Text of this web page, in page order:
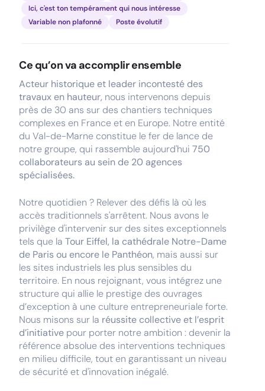
Ici, c'est ton tempérament qui nous intéresse
Variable non plafonné
Poste évolutif
Ce qu’on va accomplir ensemble
Acteur historique et leader incontesté des
travaux en hauteur, nous intervenons depuis
près de 30 ans sur des chantiers techniques
complexes en France et en Europe. Notre entité
du Val-de-Marne constitue le fer de lance de
notre groupe, qui rassemble aujourd'hui 750
collaborateurs au sein de 20 agences
spécialisées.
Notre quotidien ? Relever des défis là où les
accès traditionnels s'arrêtent. Nous avons le
privilège d'intervenir sur des sites exceptionnels
tels que la Tour Eiffel, la cathédrale Notre-Dame
de Paris ou encore le Panthéon, mais aussi sur
les sites industriels les plus sensibles du
territoire. En nous rejoignant, vous intégrez une
structure qui allie le prestige des ouvrages
d’exception à une culture entrepreneuriale forte.
Nous misons sur la réussite collective et l’esprit
d’initiative pour porter notre ambition : devenir la
référence absolue des interventions techniques
en milieu difficile, tout en garantissant un niveau
de sécurité et d'innovation inégalé.